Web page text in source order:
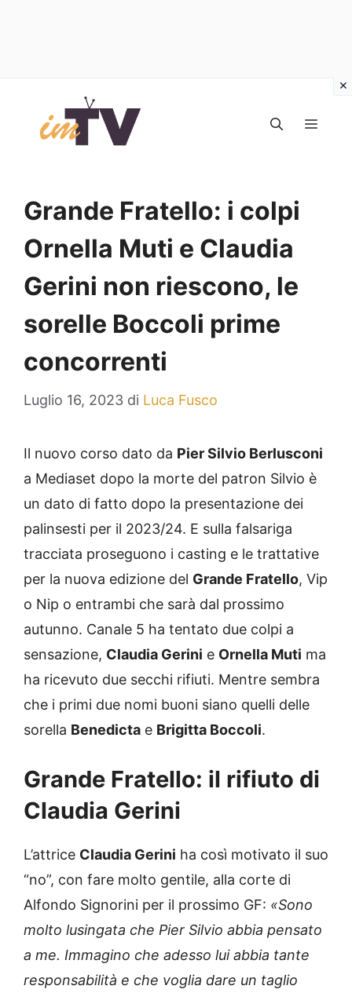
contenuto
Grande Fratello: i colpi
Ornella Muti e Claudia
Gerini non riescono, le
sorelle Boccoli prime
concorrenti
Luglio 16, 2023 di Luca Fusco
Il nuovo corso dato da Pier Silvio Berlusconi
a Mediaset dopo la morte del patron Silvio è
un dato di fatto dopo la presentazione dei
palinsesti per il 2023/24. E sulla falsariga
tracciata proseguono i casting e le trattative
per la nuova edizione del Grande Fratello, Vip
o Nip o entrambi che sarà dal prossimo
autunno. Canale 5 ha tentato due colpi a
sensazione, Claudia Gerini e Ornella Muti ma
ha ricevuto due secchi rifiuti. Mentre sembra
che i primi due nomi buoni siano quelli delle
sorella Benedicta e Brigitta Boccoli.
Grande Fratello: il rifiuto di
Claudia Gerini
L’attrice Claudia Gerini ha così motivato il suo
“no”, con fare molto gentile, alla corte di
Alfondo Signorini per il prossimo GF: «Sono
molto lusingata che Pier Silvio abbia pensato
a me. Immagino che adesso lui abbia tante
responsabilità e che voglia dare un taglio